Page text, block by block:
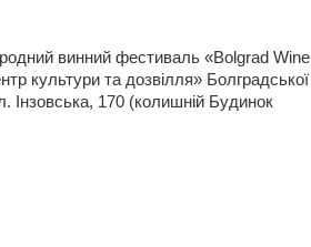
винний фестиваль «Bolgrad Wine
культури та дозвілля» Болградської
Інзовська, 170 (колишній Будинок